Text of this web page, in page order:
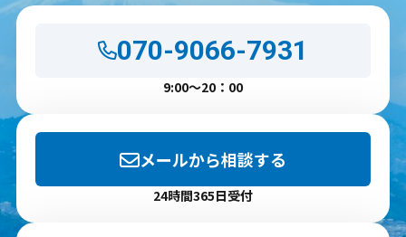
070-9066-7931
9:00～20：00
メールから相談する
24時間365日受付